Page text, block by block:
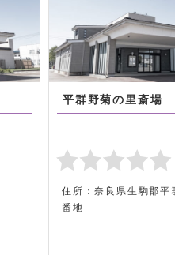
平群野菊の里斎場
住所：奈良県生駒郡平
番地